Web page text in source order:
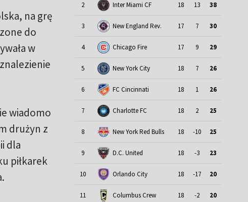
na grę
do
w
wiadomo
drużyn z
dla
piłkarek
2 Inter Miami CF 18 13 38
3 New England Rev. 17 7 30
4 Chicago Fire 17 9 29
5 New York City 18 7 26
6 FC Cincinnati 18 1 26
7 Charlotte FC 18 2 25
8 New York Red Bulls 18 -10 25
9 D.C. United 18 -3 23
10 Orlando City 18 -17 20
11 Columbus Crew 18 -2 20